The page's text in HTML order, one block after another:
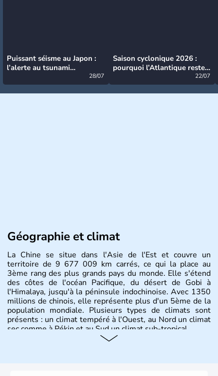
Puissant séisme au Japon :
l’alerte au tsunami
28/07
Saison cyclonique 2026 :
pourquoi l’Atlantique reste
22/07
Géographie et climat
La Chine se situe dans l'Asie de l'Est et couvre un
territoire de 9 677 009 km carrés, ce qui la place au
3ème rang des plus grands pays du monde. Elle s'étend
des côtes de l'océan Pacifique, du désert de Gobi à
l'Himalaya, jusqu'à la péninsule indochinoise. Avec 1350
millions de chinois, elle représente plus d'un 5ème de la
population mondiale. Plusieurs types de climats sont
présents : un climat tempéré à l'Ouest, au Nord un climat
sec comme à Pékin et au Sud un climat sub-tropical.